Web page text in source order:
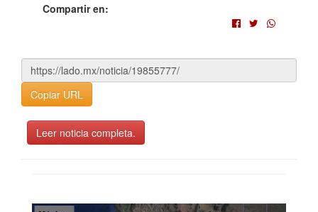
Compartir en:
Copiar URL
Leer noticia completa.